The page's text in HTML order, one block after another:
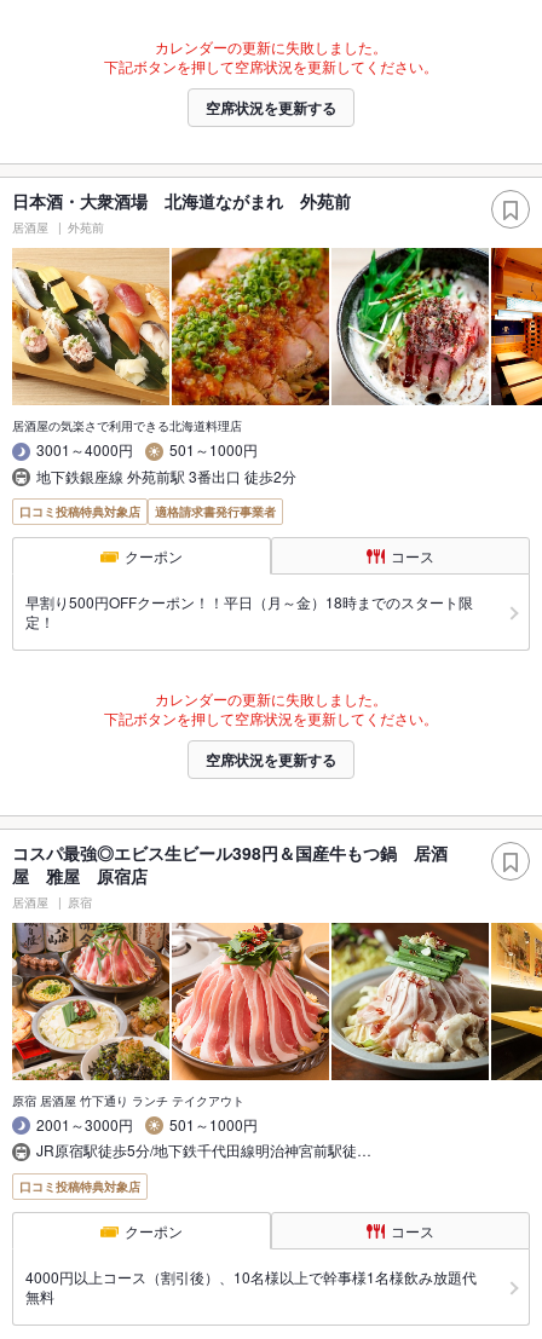
カレンダーの更新に失敗しました。
下記ボタンを押して空席状況を更新してください。
空席状況を更新する
日本酒・大衆酒場 北海道ながまれ 外苑前
居酒屋 外苑前
居酒屋の気楽さで利用できる北海道料理店
3001～4000円
501～1000円
地下鉄銀座線 外苑前駅 3番出口 徒歩2分
口コミ投稿特典対象店 適格請求書発行事業者
クーポン コース
早割り500円OFFクーポン！！平日（月～金）18時までのスタート限
定！
カレンダーの更新に失敗しました。
下記ボタンを押して空席状況を更新してください。
空席状況を更新する
コスパ最強◎エビス生ビール398円＆国産牛もつ鍋 居酒
屋 雅屋 原宿店
居酒屋 原宿
原宿 居酒屋 竹下通り ランチ テイクアウト
2001～3000円
501～1000円
JR原宿駅徒歩5分/地下鉄千代田線明治神宮前駅徒…
口コミ投稿特典対象店
クーポン コース
4000円以上コース（割引後）、10名様以上で幹事様1名様飲み放題代
無料